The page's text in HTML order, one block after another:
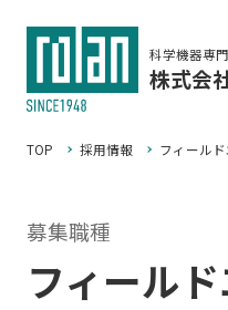
科学機器専
株式会
TOP 採用情報 フィール
募集職種
フィール